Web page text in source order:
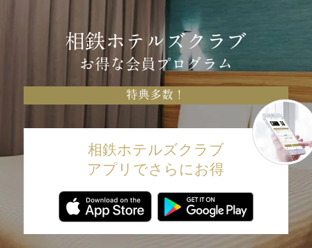
相鉄ホテルズクラブ
お得な会員プログラム
特典多数！
相鉄ホテルズクラブ
アプリでさらにお得